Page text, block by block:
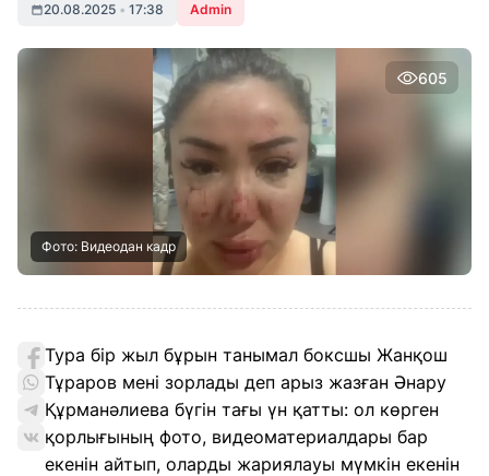
20.08.2025 • 17:38 Admin
605
Фото: Видеодан кадр
Тура бір жыл бұрын танымал боксшы Жанқош
Тұраров мені зорлады деп арыз жазған Әнару
Құрманәлиева бүгін тағы үн қатты: ол көрген
қорлығының фото, видеоматериалдары бар
екенін айтып, оларды жариялауы мүмкін екенін